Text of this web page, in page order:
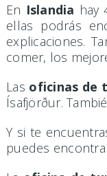
En Islandia hay
ellas podrás
explicaciones.
comer, los
Las oficinas de
Ísafjörður.
Y si te
puedes